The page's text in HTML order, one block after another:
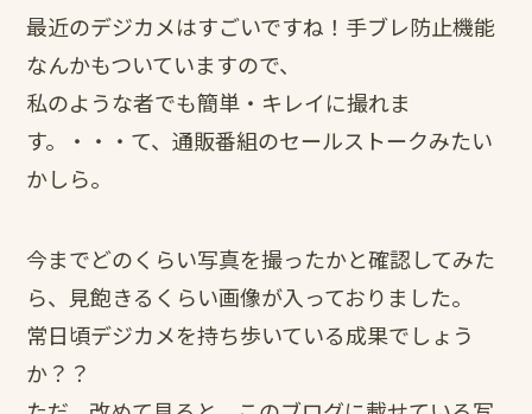
最近のデジカメはすごいですね！手ブレ防止機能
なんかもついていますので、
私のような者でも簡単・キレイに撮れま
す。・・・て、通販番組のセールストークみたい
かしら。
今までどのくらい写真を撮ったかと確認してみた
ら、見飽きるくらい画像が入っておりました。
常日頃デジカメを持ち歩いている成果でしょう
か？？